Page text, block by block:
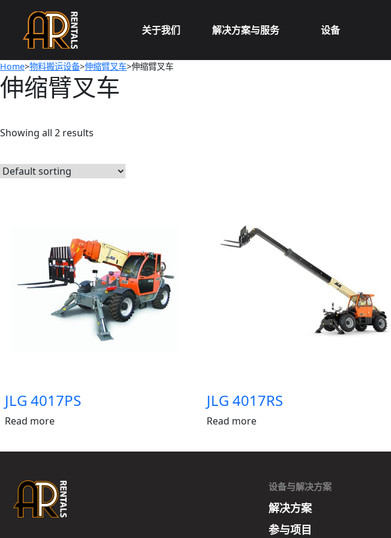
content
关于我们 解决方案与服务 设备
Home>物料搬运设备>伸缩臂叉车>伸缩臂叉车
伸缩臂叉车
Showing all 2 results
JLG 4017PS
Read more
JLG 4017RS
Read more
设备与解决方案
解决方案
参与项目